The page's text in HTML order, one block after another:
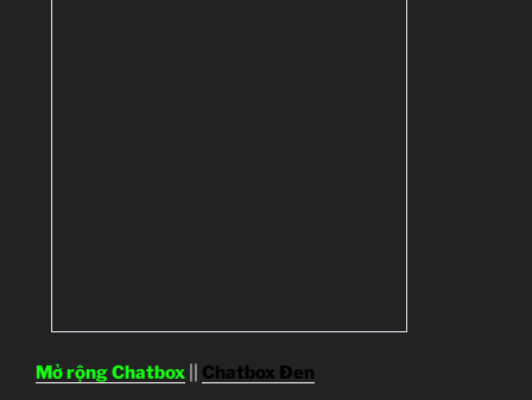
Mở rộng Chatbox Chatbox Đen